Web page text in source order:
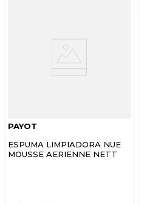
PAYOT
ESPUMA LIMPIADORA NUE
MOUSSE AERIENNE NETT